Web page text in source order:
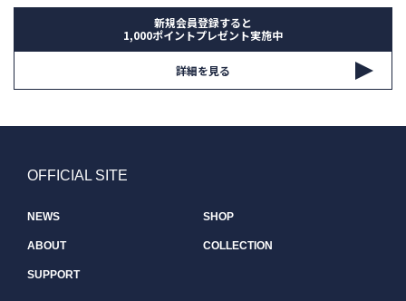
新規会員登録すると
1,000ポイントプレゼント実施中
詳細を見る
OFFICIAL SITE
NEWS SHOP
ABOUT COLLECTION
SUPPORT